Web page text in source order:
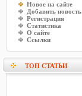
Новое на сайте
Добавить новость
Регистрация
Статистика
О сайте
Ссылки
ТОП СТАТЬИ